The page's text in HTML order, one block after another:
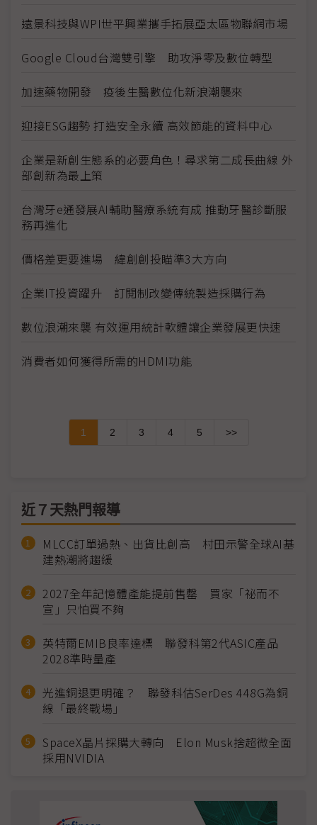
遠景科技與WPI世平興業攜手拓展亞太區物聯網市場
Google Cloud台灣雙引擎 助攻淨零及數位轉型
加速藥物開發 疫後生醫數位化新浪潮襲來
迎接ESG趨勢 打造安全永續 高效節能的資料中心
企業是新創生態系的必要角色！尋求第二成長曲線 外
部創新為最上策
台灣牙e通發展AI輔助醫療系統有成 推動牙醫診斷服
務再進化
價格差更要進場 緯創創投瞄準3大方向
企業IT投資躍升 訂閱制改變傳統製造採購行為
數位浪潮來襲 有效運用統計軟體讓企業發展更快速
消費者如何獲得所需的HDMI功能
1 2 3 4 5 >>
近７天熱門報導
MLCC訂單過熱、出貨比創高 村田示警全球AI基
建熱潮將趨緩
2027全年記憶體產能提前售罄 買家「祕而不
宣」只怕買不夠
英特爾EMIB良率達標 聯發科第2代ASIC產品
2028準時量產
光進銅退更明確？ 聯發科估SerDes 448G為銅
線「最終戰場」
SpaceX晶片採購大轉向 Elon Musk捨超微全面
採用NVIDIA